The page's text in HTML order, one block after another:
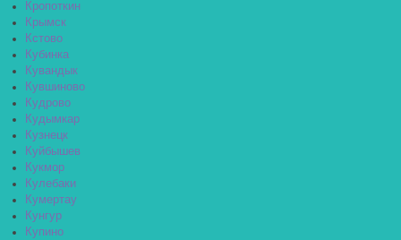
Кропоткин
Крымск
Кстово
Кубинка
Кувандык
Кувшиново
Кудрово
Кудымкар
Кузнецк
Куйбышев
Кукмор
Кулебаки
Кумертау
Кунгур
Купино